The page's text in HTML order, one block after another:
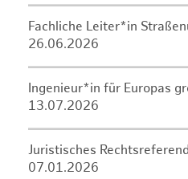
Fachliche Leiter*in
26.06.2026
Ingenieur*in für Europas
13.07.2026
Juristisches
07.01.2026